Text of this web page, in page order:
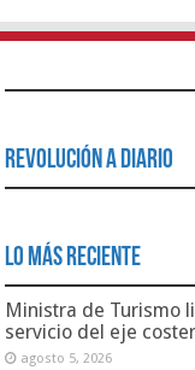
Revolución a Diario
Lo Más Reciente
Ministra de Turismo
servicio del eje
agosto 5, 2026